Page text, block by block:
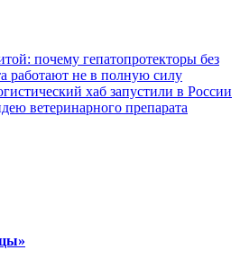
почему гепатопротекторы без
работают не в полную силу
хаб запустили в России
ветеринарного препарата